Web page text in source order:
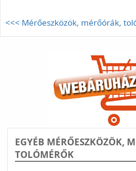
<<< Mérőeszközök, mérőórák,
EGYÉB MÉRŐESZKÖZÖK,
TOLÓMÉRŐK